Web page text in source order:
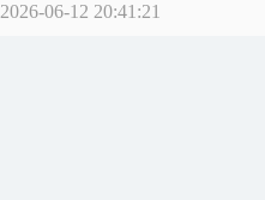
2026-06-12 20:41:21